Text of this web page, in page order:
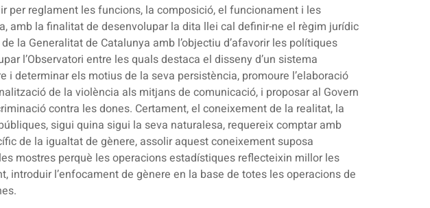
per reglament les funcions, la composició, el funcionament i les
amb la finalitat de desenvolupar la dita llei cal definir-ne el règim jurídic
la Generalitat de Catalunya amb l’objectiu d’afavorir les polítiques
l’Observatori entre les quals destaca el disseny d’un sistema
determinar els motius de la seva persistència, promoure l’elaboració
de la violència als mitjans de comunicació, i proposar al Govern
contra les dones. Certament, el coneixement de la realitat, la
sigui quina sigui la seva naturalesa, requereix comptar amb
de la igualtat de gènere, assolir aquest coneixement suposa
mostres perquè les operacions estadístiques reflecteixin millor les
l’enfocament de gènere en la base de totes les operacions de